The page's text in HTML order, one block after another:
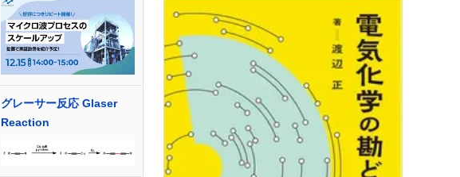
グレーサー反応 Glaser
Reaction